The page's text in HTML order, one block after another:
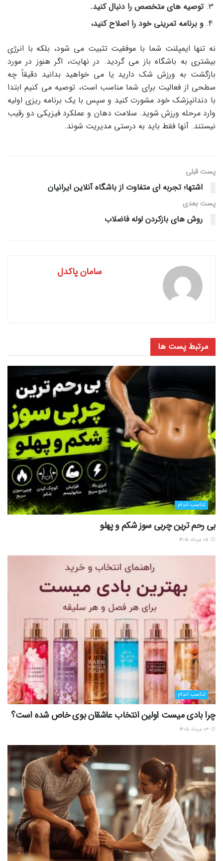
توصیه های متخصص را دنبال کنید.
و برنامه تمرینی خود را اصلاح کنید،
نه تنها ایمپلنت شما با موفقیت تثبیت می شود، بلکه با انرژی
بیشتری به باشگاه باز می گردید. در نهایت، اگر هنوز در مورد
بازگشت به ورزش شک دارید یا می خواهید بدانید دقیقاً چه
سطحی از فعالیت برای شما مناسب است، توصیه می کنیم ابتدا
با دندانپزشک خود مشورت کنید و سپس با یک برنامه ریزی اولیه
وارد مرحله ورزش شوید. سلامت دهان و عملکرد فیزیکی دو رقیب
نیستند. آنها فقط باید به درستی مدیریت شوند.
پست قبلی
اشتها؛ تجربه ای متفاوت از باشگاه آنلاین ایرانیان
پست‌ بعدی
روش های بازکردن لوله فاضلاب
سامان پاکدل
مرتبط پست ها
تناسب اندام
بی رحم ترین چربی سوز شکم و پهلو
تناسب اندام
چرا بادی میست اولین انتخاب عاشقان بوی خاص شده است؟